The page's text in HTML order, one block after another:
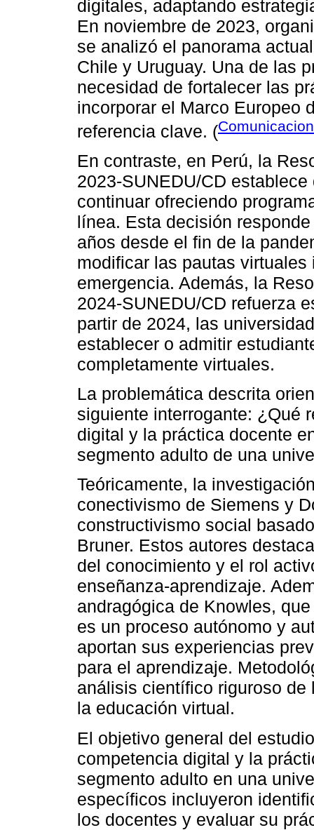
digitales, adaptando
En noviembre de 2023,
se analizó el panorama
Chile y Uruguay. Una de las
necesidad de fortalecer las
incorporar el Marco Europeo
referencia clave. (
En contraste, en Perú, la
2023-SUNEDU/CD
continuar ofreciendo
línea. Esta decisión
años desde el fin de la
modificar las pautas
emergencia. Además, la
2024-SUNEDU/CD refuerza
partir de 2024, las
establecer o admitir
completamente virtuales.
La problemática descrita
siguiente interrogante: ¿Qué
digital y la práctica docente
segmento adulto de una
Teóricamente, la
conectivismo de Siemens y
constructivismo social
Bruner. Estos autores
del conocimiento y el rol
enseñanza-aprendizaje.
andragógica de Knowles,
es un proceso autónomo y
aportan sus experiencias
para el aprendizaje.
análisis científico riguroso
la educación virtual.
El objetivo general del
competencia digital y la
segmento adulto en una
específicos incluyeron
los docentes y evaluar su